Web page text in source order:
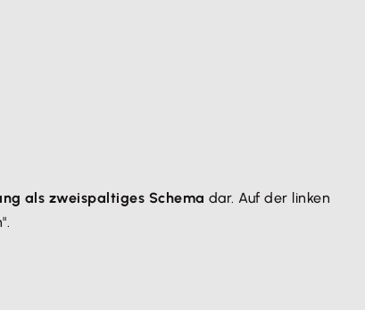
als zweispaltiges Schema dar. Auf der linken